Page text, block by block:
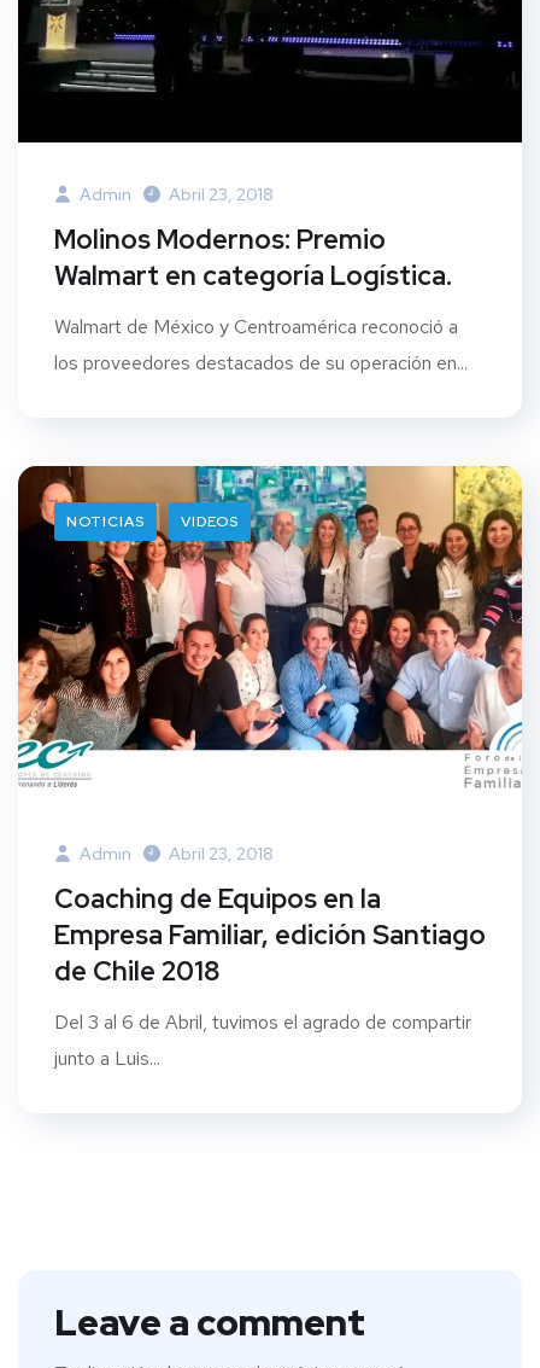
Admin Abril 23, 2018
Molinos Modernos: Premio
Walmart en categoría Logística.
Walmart de México y Centroamérica reconoció a
los proveedores destacados de su operación en...
NOTICIAS VIDEOS
Admin Abril 23, 2018
Coaching de Equipos en la
Empresa Familiar, edición Santiago
de Chile 2018
Del 3 al 6 de Abril, tuvimos el agrado de compartir
junto a Luis...
Leave a comment